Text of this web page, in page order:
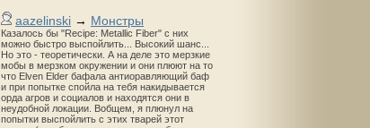
aazelinski → Монстры
Казалось бы "Recipe: Metallic Fiber" с них
можно быстро выспойлить... Высокий шанс...
Но это - теоретически. А на деле это мерзкие
мобы в мерзком окружении и они плюют на то
что Elven Elder бафала антиоравляющий баф
и при попытке спойла на тебя накидывается
орда агров и социалов и находятся они в
неудобной локации. Вобщем, я плюнул на
попытки выспойлить с этих тварей этот